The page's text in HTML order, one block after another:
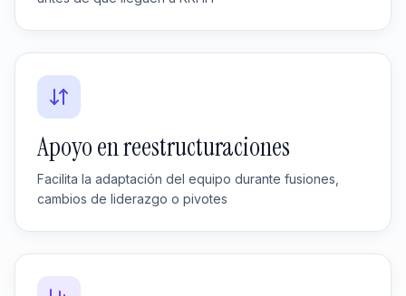
Apoyo en reestructuraciones
Facilita la adaptación del equipo durante fusiones,
cambios de liderazgo o pivotes